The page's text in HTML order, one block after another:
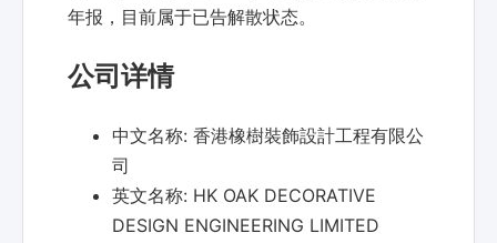
年报，目前属于已告解散状态。
公司详情
中文名称: 香港橡樹裝飾設計工程有限公
司
英文名称: HK OAK DECORATIVE
DESIGN ENGINEERING LIMITED